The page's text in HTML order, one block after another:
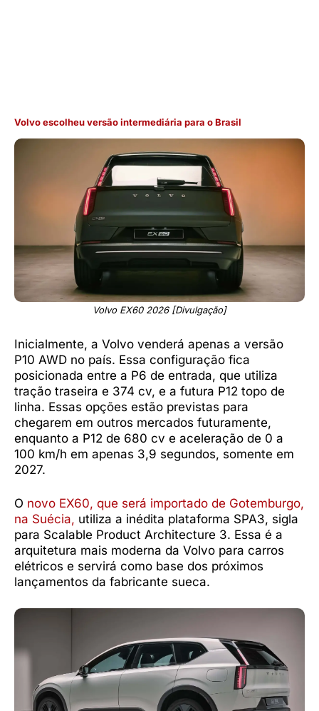
Volvo escolheu versão intermediária para o Brasil
Volvo EX60 2026 [Divulgação]
Inicialmente, a Volvo venderá apenas a versão
P10 AWD no país. Essa configuração fica
posicionada entre a P6 de entrada, que utiliza
tração traseira e 374 cv, e a futura P12 topo de
linha. Essas opções estão previstas para
chegarem em outros mercados futuramente,
enquanto a P12 de 680 cv e aceleração de 0 a
100 km/h em apenas 3,9 segundos, somente em
2027.
O novo EX60, que será importado de Gotemburgo,
na Suécia, utiliza a inédita plataforma SPA3, sigla
para Scalable Product Architecture 3. Essa é a
arquitetura mais moderna da Volvo para carros
elétricos e servirá como base dos próximos
lançamentos da fabricante sueca.